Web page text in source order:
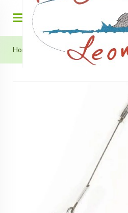
Home DLT Stingers (Shadstingers)